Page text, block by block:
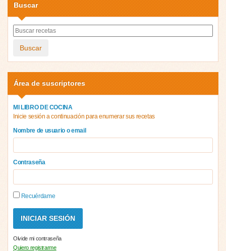
Buscar
Buscar
Área de suscriptores
MI LIBRO DE COCINA
Inicie sesión a continuación para enumerar sus recetas
Nombre de usuario o email
Contraseña
Recuérdame
Olvide mi contraseña
Quiero registrarme